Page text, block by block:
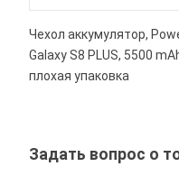
Чехол аккумулятор,
Galaxy S8 PLUS, 5500
плохая упаковка
Задать вопрос о